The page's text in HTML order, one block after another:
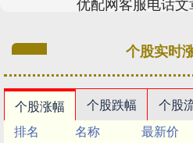
个股实时
个股涨幅 个股跌幅 个股
排名
名称 最新价